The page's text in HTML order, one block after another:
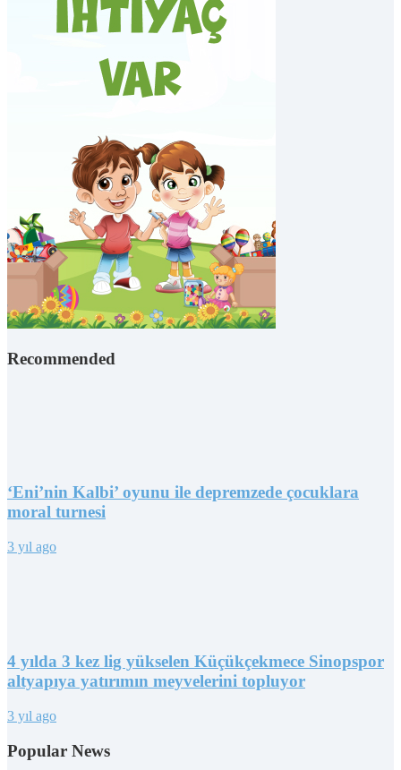
Recommended
‘Eni’nin Kalbi’ oyunu ile depremzede çocuklara
moral turnesi
3 yıl ago
4 yılda 3 kez lig yükselen Küçükçekmece Sinopspor
altyapıya yatırımın meyvelerini topluyor
3 yıl ago
Popular News